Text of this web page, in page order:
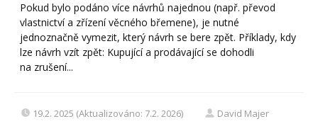
Pokud bylo podáno více návrhů najednou (např. převod
vlastnictví a zřízení věcného břemene), je nutné
jednoznačně vymezit, který návrh se bere zpět. Příklady, kdy
lze návrh vzít zpět: Kupující a prodávající se dohodli
na zrušení...
19.2. 2025 (Aktualizováno: 7.2. 2026) David Majer